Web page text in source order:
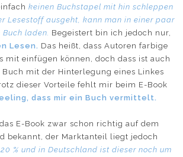
keinen Buchstapel mit hin schleppen
Lesestoff ausgeht, kann man in einer paar
laden. Begeistert bin ich jedoch nur,
Lesen. Das heißt, dass Autoren farbige
mit einfügen können, doch dass ist auch
mit der Hinterlegung eines Linkes
dieser Vorteile fehlt mir beim E-Book
dass mir ein Buch vermittelt.
E-Book zwar schon richtig auf dem
bekannt, der Marktanteil liegt jedoch
% und in Deutschland ist dieser noch um